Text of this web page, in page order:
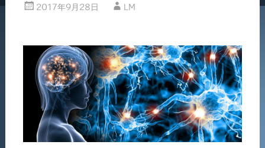
2017年9月28日 LM